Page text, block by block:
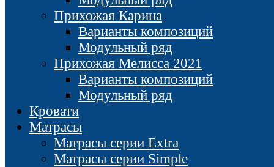
Прихожая Карина
Варианты композиций
Модульный ряд
Прихожая Мелисса 2021
Варианты композиций
Модульный ряд
Кровати
Матрасы
Матрасы серии Extra
Матрасы серии Simple